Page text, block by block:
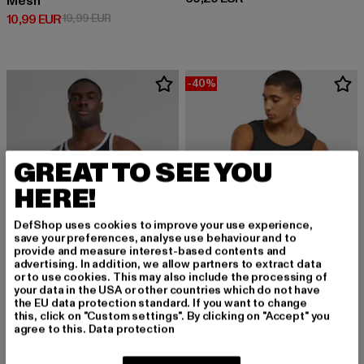
10,99 EUR
Derzeitiger Preis: 10,99 EUR
19,99 EURAktionspreis: 19,99 EUR
KARL KANI
-40%
GREAT TO SEE YOU
HERE!
DefShop uses cookies to improve your use experience,
save your preferences, analyse use behaviour and to
provide and measure interest-based contents and
advertising. In addition, we allow partners to extract data
or to use cookies. This may also include the processing of
your data in the USA or other countries which do not have
the EU data protection standard. If you want to change
this, click on "Custom settings". By clicking on "Accept" you
agree to this. Data protection